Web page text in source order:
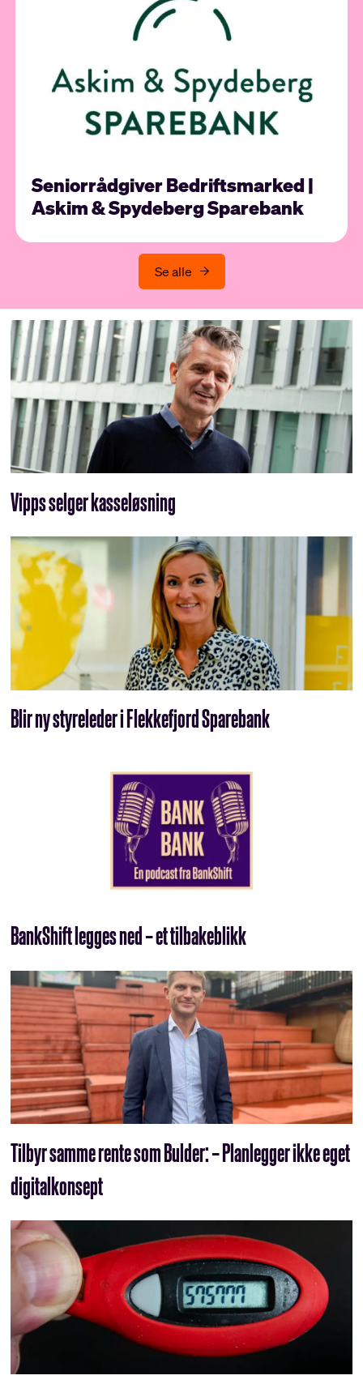
Seniorrådgiver Bedriftsmarked |
Askim & Spydeberg Sparebank
Se alle
Vipps selger kasseløsning
Blir ny styreleder i Flekkefjord Sparebank
BankShift legges ned – et tilbakeblikk
Tilbyr samme rente som Bulder: – Planlegger ikke eget
digitalkonsept